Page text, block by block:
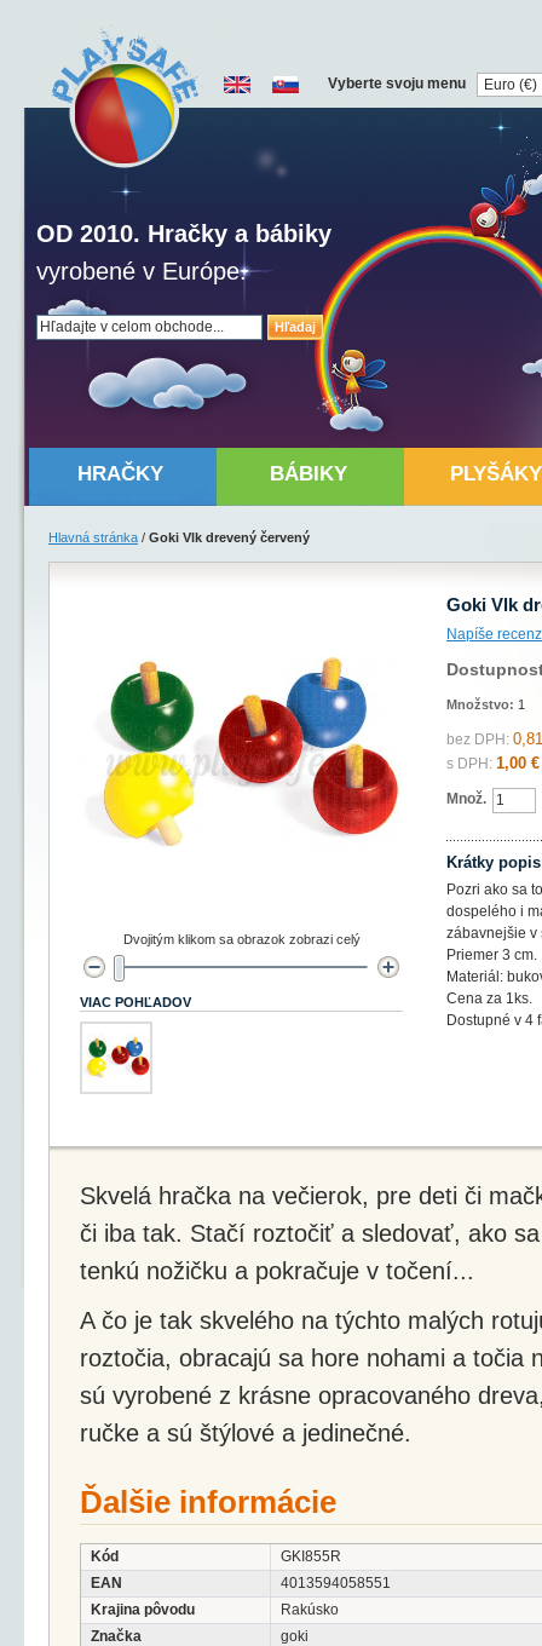
Hľadaj
OD 2010. Hračky a bábiky
vyrobené v Európe.
Vyberte svoju menu
HRAČKY BÁBIKY PLYŠÁKY
Hlavná stránka / Goki Vlk drevený červený
Goki Vlk
Napíše
Množstvo: 1
bez DPH:
s DPH: 1,00 €
Množ.
Krátky popis
Pozri ako sa
dospelého i
zábavnejšie v
Priemer 3 cm.
Materiál:
Cena za 1ks.
Dostupné v 4
Dvojitým klikom sa obrazok zobrazi celý
VIAC POHĽADOV
Skvelá hračka na večierok, pre deti či
či iba tak. Stačí roztočiť a sledovať, ako
tenkú nožičku a pokračuje v točení...
A čo je tak skvelého na týchto malých
roztočia, obracajú sa hore nohami a točia
sú vyrobené z krásne opracovaného
ručke a sú štýlové a jedinečné.
Ďalšie informácie
Kód
GKI855R
EAN
4013594058551
Krajina pôvodu
Rakúsko
Značka
goki